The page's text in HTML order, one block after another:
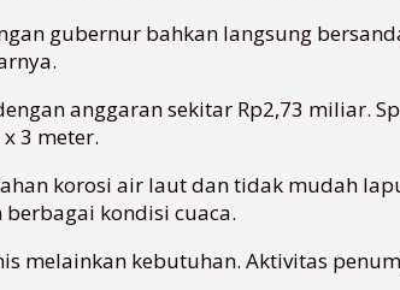
gubernur bahkan langsung
anggaran sekitar Rp2,73 miliar.
3 meter.
korosi air laut dan tidak mudah
kondisi cuaca.
melainkan kebutuhan. Aktivitas